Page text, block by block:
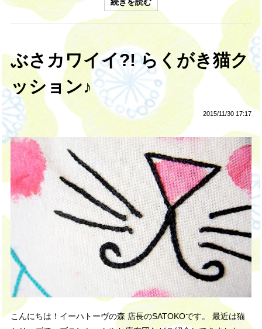
ぶさカワイイ?! らくがき猫ク
ッション♪
2015/11/30 17:17
こんにちは！イーハトーヴの森 店長のSATOKOです。 最近は猫